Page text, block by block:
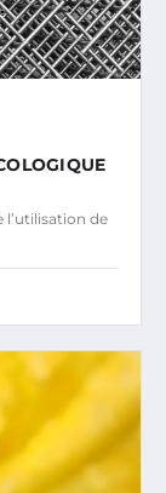
l’utilisation de